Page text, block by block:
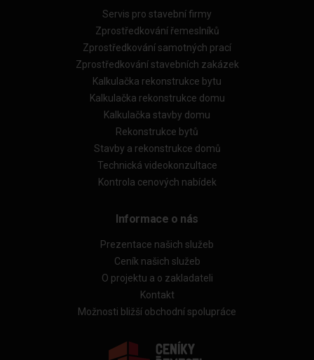
Servis pro stavební firmy
Zprostředkování řemeslníků
Zprostředkování samotných prací
Zprostředkování stavebních zakázek
Kalkulačka rekonstrukce bytu
Kalkulačka rekonstrukce domu
Kalkulačka stavby domu
Rekonstrukce bytů
Stavby a rekonstrukce domů
Technická videokonzultace
Kontrola cenových nabídek
Informace o nás
Prezentace našich služeb
Ceník našich služeb
O projektu a o zakladateli
Kontakt
Možnosti bližší obchodní spolupráce